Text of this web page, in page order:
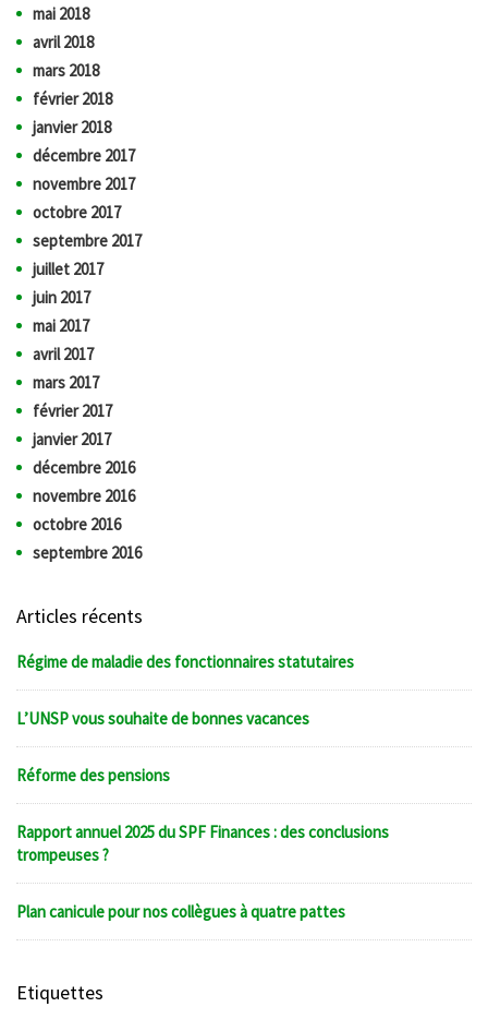
mai 2018
avril 2018
mars 2018
février 2018
janvier 2018
décembre 2017
novembre 2017
octobre 2017
septembre 2017
juillet 2017
juin 2017
mai 2017
avril 2017
mars 2017
février 2017
janvier 2017
décembre 2016
novembre 2016
octobre 2016
septembre 2016
Articles récents
Régime de maladie des fonctionnaires statutaires
L’UNSP vous souhaite de bonnes vacances
Réforme des pensions
Rapport annuel 2025 du SPF Finances : des conclusions
trompeuses ?
Plan canicule pour nos collègues à quatre pattes
Etiquettes